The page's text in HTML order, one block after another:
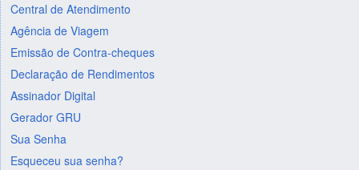
Central de Atendimento
Agência de Viagem
Emissão de Contra-cheques
Declaração de Rendimentos
Assinador Digital
Gerador GRU
Sua Senha
Esqueceu sua senha?